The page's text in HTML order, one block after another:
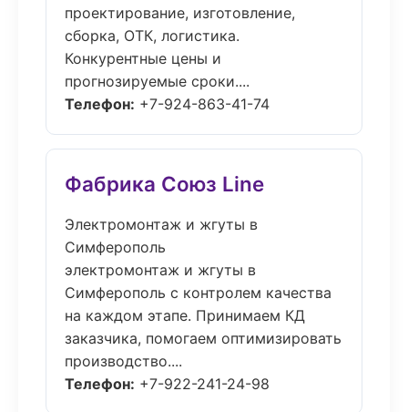
проектирование, изготовление,
сборка, ОТК, логистика.
Конкурентные цены и
прогнозируемые сроки....
Телефон: +7-924-863-41-74
Фабрика Союз Line
Электромонтаж и жгуты в
Симферополь
электромонтаж и жгуты в
Симферополь с контролем качества
на каждом этапе. Принимаем КД
заказчика, помогаем оптимизировать
производство....
Телефон: +7-922-241-24-98